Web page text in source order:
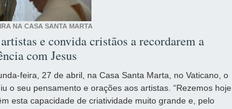
NA CASA SANTA MARTA
e convida cristãos a recordarem a
com Jesus
feira, 27 de abril, na Casa Santa Marta, no Vaticano, o
o seu pensamento e orações aos artistas. “Rezemos hoje
esta capacidade de criatividade muito grande e, pelo